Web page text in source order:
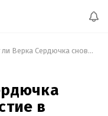
Может ли Верка Сердючка снова принять участие в Евровидении: продюсер Никитин ответил
в